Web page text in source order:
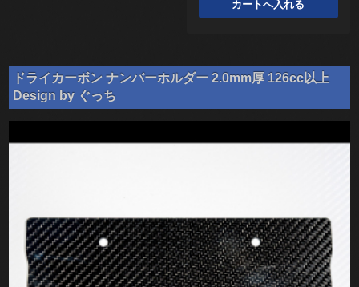
ドライカーボン ナンバーホルダー 2.0mm厚 126cc以上
Design by ぐっち